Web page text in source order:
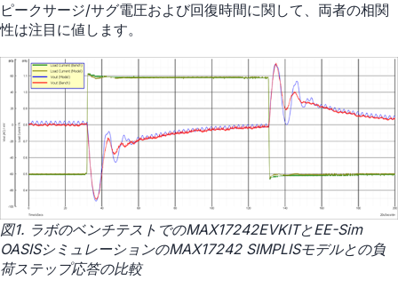
ピークサージ/サグ電圧および回復時間に関して、両者の相関
性は注目に値します。
図1. ラボのベンチテストでのMAX17242EVKITとEE-Sim
OASISシミュレーションのMAX17242 SIMPLISモデルとの負
荷ステップ応答の比較